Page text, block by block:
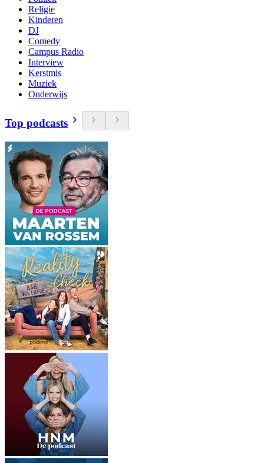
Religie
Kinderen
DJ
Comedy
Campus Radio
Interview
Kerstmis
Muziek
Onderwijs
Top podcasts